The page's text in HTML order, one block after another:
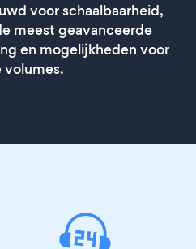
voor schaalbaarheid,
meest geavanceerde
en mogelijkheden voor